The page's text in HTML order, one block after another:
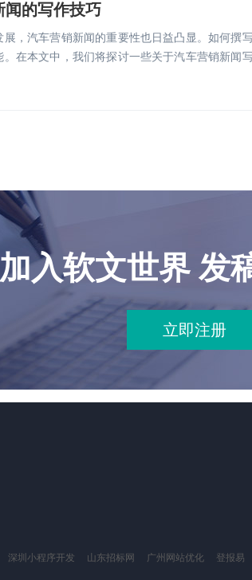
闻的写作技巧
，汽车营销新闻的重要性也日益凸显。如何撰
在本文中，我们将探讨一些关于汽车营销新闻
加入软文世界 发
立即注册
深圳小程序开发 山东招标网 广州网站优化 登报易